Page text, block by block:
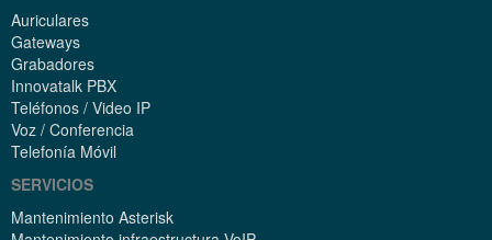
Auriculares
Gateways
Grabadores
Innovatalk PBX
Teléfonos / Video IP
Voz / Conferencia
Telefonía Móvil
SERVICIOS
Mantenimiento Asterisk